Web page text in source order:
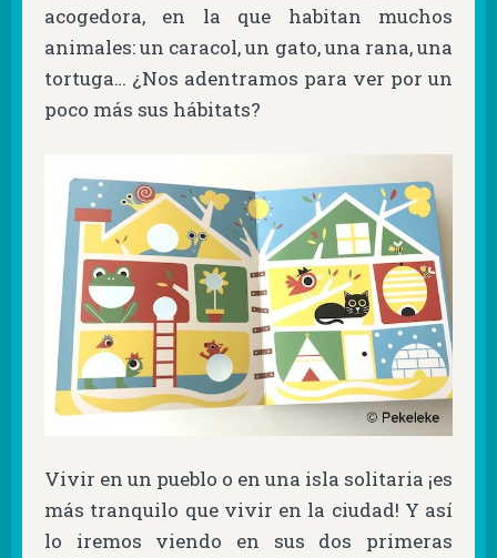
acogedora, en la que habitan muchos
animales: un caracol, un gato, una rana, una
tortuga… ¿Nos adentramos para ver por un
poco más sus hábitats?
Vivir en un pueblo o en una isla solitaria ¡es
más tranquilo que vivir en la ciudad! Y así
lo iremos viendo en sus dos primeras